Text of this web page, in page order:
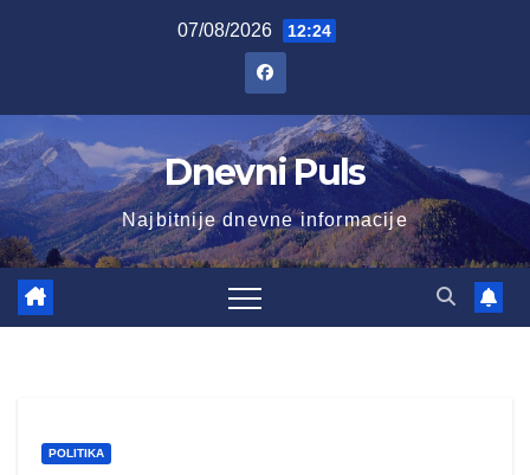
07/08/2026 12:24
Dnevni Puls
Najbitnije dnevne informacije
POLITIKA